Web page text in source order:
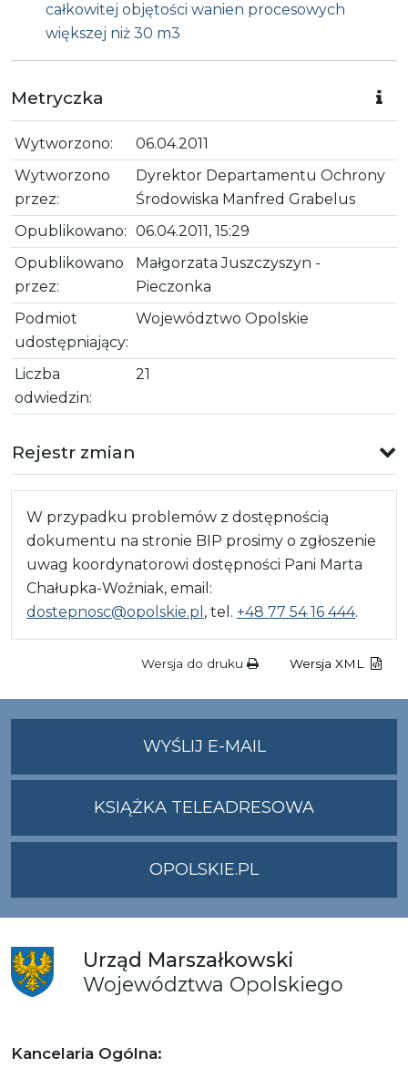
całkowitej objętości wanien procesowych
większej niż 30 m3
Metryczka
Wytworzono:
06.04.2011
Wytworzono
przez:
Dyrektor Departamentu Ochrony
Środowiska Manfred Grabelus
Opublikowano: 06.04.2011, 15:29
Opublikowano
przez:
Małgorzata Juszczyszyn -
Pieczonka
Podmiot
udostępniający:
Województwo Opolskie
Liczba
odwiedzin:
21
Rejestr zmian
W przypadku problemów z dostępnością
dokumentu na stronie BIP prosimy o zgłoszenie
uwag koordynatorowi dostępności Pani Marta
Chałupka-Woźniak, email:
dostepnosc@opolskie.pl , tel. +48 77 54 16 444.
Wersja do druku Wersja XML
WYŚLIJ E-MAILNA
ADRES
KSIĄŻKA TELEADRESOWA
OPOLSKIE.PL
Urząd Marszałkowski
Województwa Opolskiego
Kancelaria Ogólna: